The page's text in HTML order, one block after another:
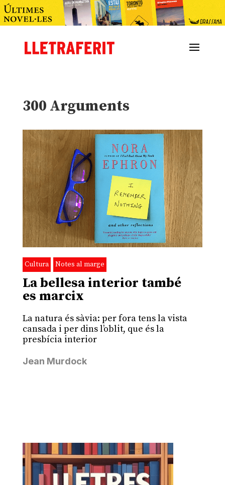
300 Arguments
Cultura Notes al marge
La bellesa interior també
es marcix
La natura és sàvia: per fora tens la vista
cansada i per dins l’oblit, que és la
presbícia interior
Jean Murdock